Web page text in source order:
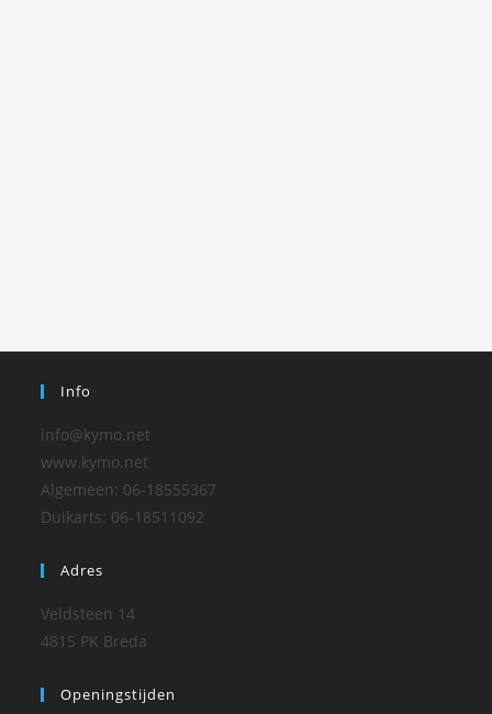
Info
info@kymo.net
www.kymo.net
Algemeen: 06-18555367
Duikarts: 06-18511092
Adres
Veldsteen 14
4815 PK Breda
Openingstijden